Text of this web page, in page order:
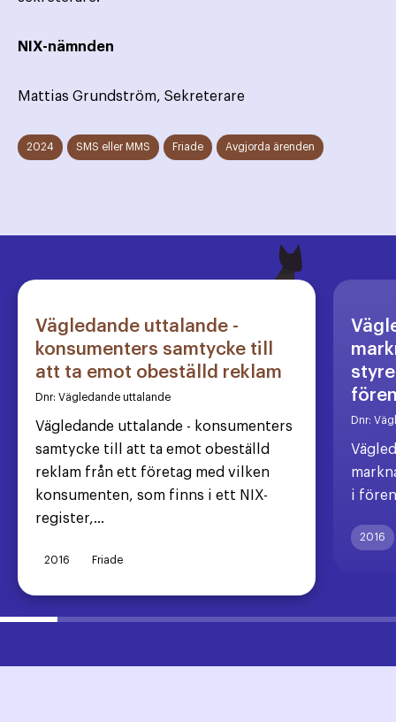
NIX-nämnden
Mattias Grundström, Sekreterare
2024 SMS eller MMS Friade Avgjorda ärenden
Vägledande uttalande -
konsumenters samtycke till
att ta emot obeställd reklam
Dnr: Vägledande uttalande
Vägledande uttalande - konsumenters
samtycke till att ta emot obeställd
reklam från ett företag med vilken
konsumenten, som finns i ett NIX-
register,...
2016 Friade
Dnr:
i
2016